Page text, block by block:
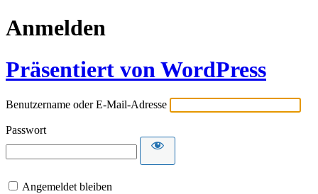
Anmelden
Präsentiert von WordPress
Benutzername oder E-Mail-Adresse
Passwort
Angemeldet bleiben